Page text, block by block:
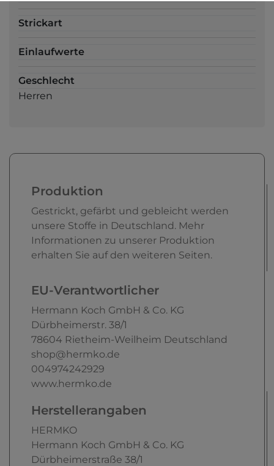
Strickart
Einlaufwerte
Geschlecht
Herren
Produktion
Gestrickt, gefärbt und gebleicht werden
unsere Stoffe in Deutschland. Mehr
Informationen zu unserer Produktion
erhalten Sie auf den weiteren Seiten.
EU-Verantwortlicher
Hermann Koch GmbH & Co. KG
Dürbheimerstr. 38/1
78604 Rietheim-Weilheim Deutschland
shop@hermko.de
004974242929
www.hermko.de
Herstellerangaben
HERMKO
Hermann Koch GmbH & Co. KG
Dürbheimerstraße 38/1